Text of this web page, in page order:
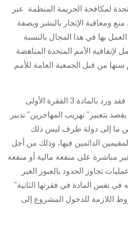
لمكافحة الجريمة المنظمة عبر
ومعاقبة الإتجار بالبشر وبصفة
بها في هذا المجال بالنسبة
لإتفاقية الأمم المتحدة المناهضة
سنها من قبل الجمعية العامة للأمم
وفقا لما جاء بهذا البرتوكول، فقد ورد بالمادة 3 الفقرة الأولى
بتعبير" تهريب المهاجرين" تدبير
ما إلى دولة طرف ليس ذلك
الدائمين فيها، وذلك من أجل
مباشرة على منفعة مالية أو منفعة
تجاوز الحدود بالعبور الغير
نفس المادة في فقرتها الثانية"
اللازمة للدخول المشروع إلى